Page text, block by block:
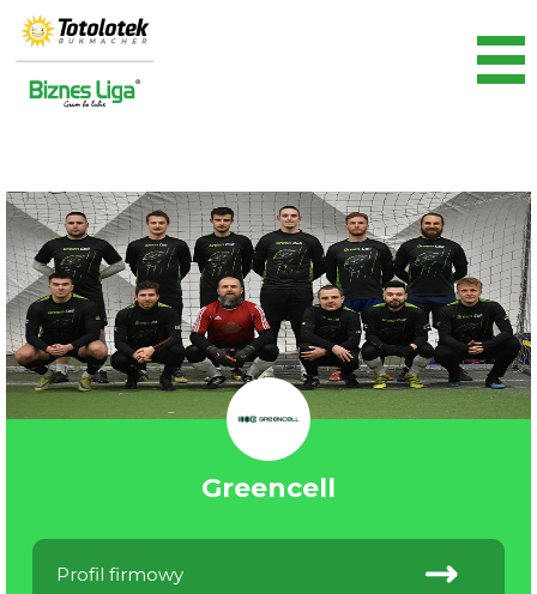
Greencell
Profil firmowy